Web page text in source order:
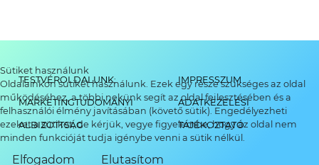
TESTVÉROLDALUNK:
MARKETINGTUDOMÁNYI
ALBIZOTTSÁG
IMPRESSZUM
ADATKEZELÉSI
TÁJÉKOZTATÓ
Sütiket használunk
Oldalainkon sütiket használunk. Ezek egy része szükséges az oldal
működéséhez, a többi nekünk segít az oldal fejlesztésében és a
felhasználói élmény javításában (követő sütik). Engedélyezheti
ezeket a sütiket, de kérjük, vegye figyelembe, hogy az oldal nem
minden funkcióját tudja igénybe venni a sütik nélkül.
Elfogadom Elutasítom